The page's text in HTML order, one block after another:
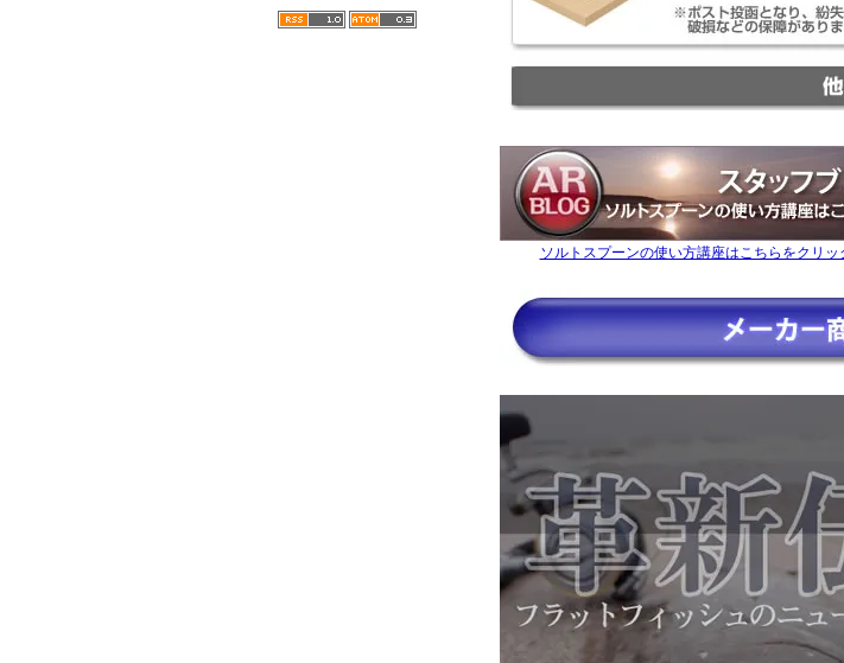
ソルトスプーンの使い方講座はこちらをクリッ